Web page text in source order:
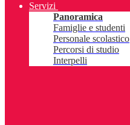
Servizi
Panoramica
Famiglie e studenti
Personale scolastico
Percorsi di studio
Interpelli